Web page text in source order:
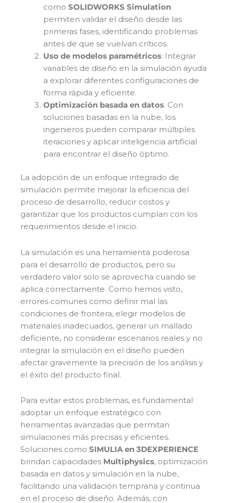
como SOLIDWORKS Simulation
permiten validar el diseño desde las
primeras fases, identificando problemas
antes de que se vuelvan críticos.
Uso de modelos paramétricos: Integrar
variables de diseño en la simulación ayuda
a explorar diferentes configuraciones de
forma rápida y eficiente.
Optimización basada en datos: Con
soluciones basadas en la nube, los
ingenieros pueden comparar múltiples
iteraciones y aplicar inteligencia artificial
para encontrar el diseño óptimo.
La adopción de un enfoque integrado de
simulación permite mejorar la eficiencia del
proceso de desarrollo, reducir costos y
garantizar que los productos cumplan con los
requerimientos desde el inicio.
La simulación es una herramienta poderosa
para el desarrollo de productos, pero su
verdadero valor solo se aprovecha cuando se
aplica correctamente. Como hemos visto,
errores comunes como definir mal las
condiciones de frontera, elegir modelos de
materiales inadecuados, generar un mallado
deficiente, no considerar escenarios reales y no
integrar la simulación en el diseño pueden
afectar gravemente la precisión de los análisis y
el éxito del producto final.
Para evitar estos problemas, es fundamental
adoptar un enfoque estratégico con
herramientas avanzadas que permitan
simulaciones más precisas y eficientes.
Soluciones como SIMULIA en 3DEXPERIENCE
brindan capacidades Multiphysics, optimización
basada en datos y simulación en la nube,
facilitando una validación temprana y continua
en el proceso de diseño. Además, con